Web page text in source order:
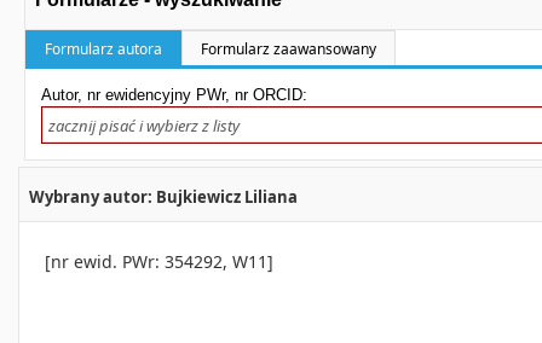
Formularz autora Formularz zaawansowany
Autor, nr ewidencyjny PWr, nr ORCID:
Wybrany autor: Bujkiewicz Liliana
[nr ewid. PWr: 354292, W11]